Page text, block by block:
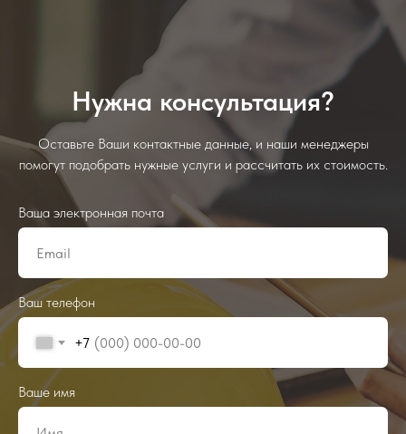
Нужна консультация?
Оставьте Ваши контактные данные, и наши менеджеры
помогут подобрать нужные услуги и рассчитать их стоимость.
Ваша электронная почта
Ваш телефон
+7
Ваше имя